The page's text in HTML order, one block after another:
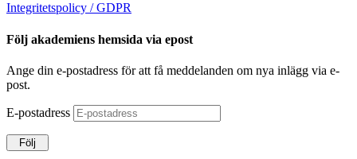
Integritetspolicy / GDPR
Följ akademiens hemsida via epost
Ange din e-postadress för att få meddelanden om nya inlägg via e-
post.
E-postadress
Följ